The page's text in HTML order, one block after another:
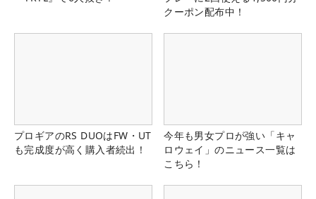
クーポン配布中！
プロギアのRS DUOはFW・UT
も完成度が高く購入者続出！
今年も男女プロが強い「キャ
ロウェイ」のニュース一覧は
こちら！